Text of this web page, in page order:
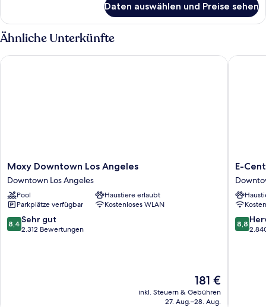
Shower)
anzeigen
2 Queen-
Betten,
Stadtblick
(Mobility
Accessible,
Daten auswählen und Preise sehen
Ähnliche Unterkünfte
Moxy
Downtown
Los
Angeles
Downtown
Los
Angeles
Moxy Downtown Los Angeles
Downtown Los Angeles
Pool
Haustiere erlaubt
Parkplätze verfügbar
Kostenloses WLAN
8.4
von
8,4 Sehr gut
2.312 Bewertungen
Der
Preis
beträgt
181 €
inkl. Steuern & Gebühren
27. Aug.–28. Aug.
Moxy Downtown Los Angeles
E-
Central
Los
Angeles
Hotel
E-
8.8
von
8,8
E-